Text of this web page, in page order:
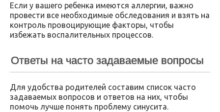
Если у вашего ребенка имеются аллергии, важно
провести все необходимые обследования и взять на
контроль провоцирующие факторы, чтобы
избежать воспалительных процессов.
Ответы на часто задаваемые вопросы
Для удобства родителей составим список часто
задаваемых вопросов и ответов на них, чтобы
помочь лучше понять проблему синусита.